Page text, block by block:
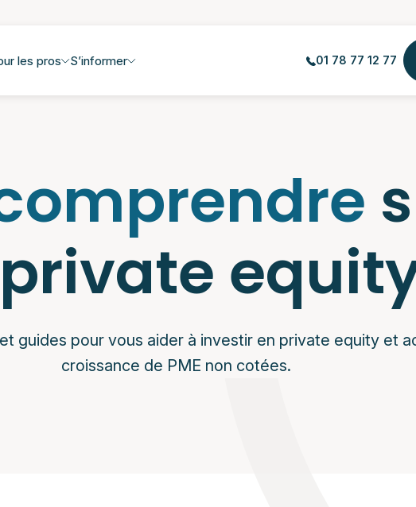
les pros S’informer 01 78 77 12 77
guides pour vous aider à investir en private equity et
croissance de PME non cotées.